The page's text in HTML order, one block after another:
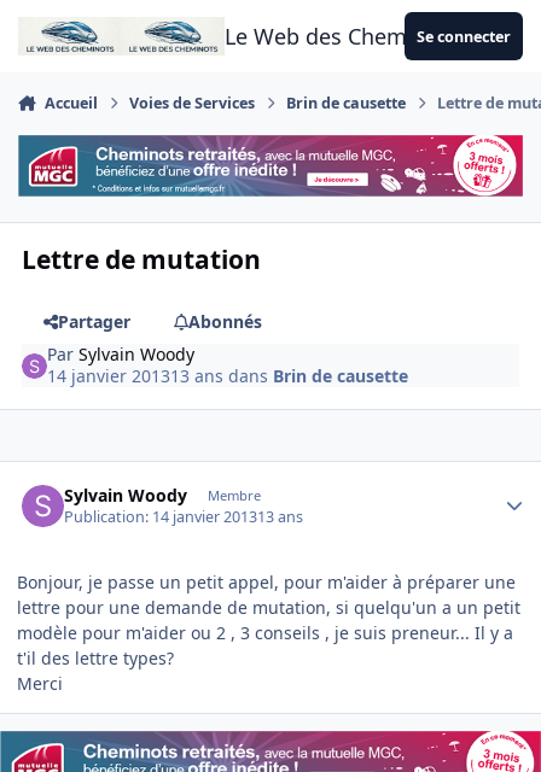
Aller au contenu
Le Web des CheminotsSe connecter
Accueil Voies de Services Brin de causette Lettre de
Lettre de mutation
Partager
Abonnés
ParSylvain Woody
14 janvier 201313 ans dans Brin de causette
Sylvain Woody Membre
Publication: 14 janvier 201313 ans
Bonjour, je passe un petit appel, pour m'aider à préparer une
lettre pour une demande de mutation, si quelqu'un a un petit
modèle pour m'aider ou 2 , 3 conseils , je suis preneur... Il y a
t'il des lettre types?
Merci